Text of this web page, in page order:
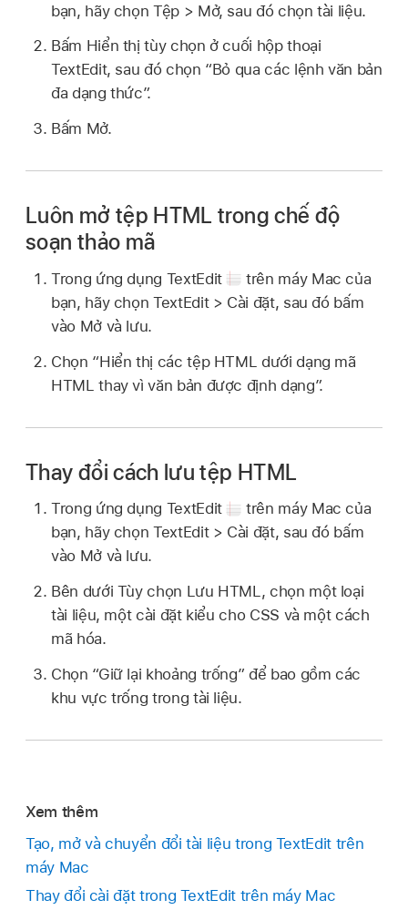
bạn, hãy chọn Tệp > Mở, sau đó chọn tài liệu.
Bấm Hiển thị tùy chọn ở cuối hộp thoại
TextEdit, sau đó chọn “Bỏ qua các lệnh văn bản
đa dạng thức”.
Bấm Mở.
Luôn mở tệp HTML trong chế độ
soạn thảo mã
Trong ứng dụng TextEdit
trên máy Mac của
bạn, hãy chọn TextEdit > Cài đặt, sau đó bấm
vào Mở và lưu.
Chọn “Hiển thị các tệp HTML dưới dạng mã
HTML thay vì văn bản được định dạng”.
Thay đổi cách lưu tệp HTML
Trong ứng dụng TextEdit
trên máy Mac của
bạn, hãy chọn TextEdit > Cài đặt, sau đó bấm
vào Mở và lưu.
Bên dưới Tùy chọn Lưu HTML, chọn một loại
tài liệu, một cài đặt kiểu cho CSS và một cách
mã hóa.
Chọn “Giữ lại khoảng trống” để bao gồm các
khu vực trống trong tài liệu.
Xem thêm
Tạo, mở và chuyển đổi tài liệu trong TextEdit trên
máy Mac
Thay đổi cài đặt trong TextEdit trên máy Mac